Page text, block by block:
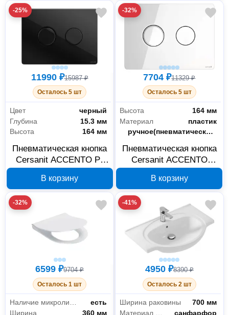
-25%
11990 ₽15987 ₽
Осталось 5 шт
Цвет
черный
Глубина
15.3 мм
Высота
164 мм
Пневматическая кнопка
Cersanit ACCENTO P-
В корзину
-32%
7704 ₽11329 ₽
Осталось 5 шт
Высота
164 мм
Материал
пластик
Управление
ручное(пневматическое)
Пневматическая кнопка
Cersanit ACCENTO
PN/Wh/Gl
В корзину
-32%
6599 ₽9704 ₽
Осталось 1 шт
Наличие микролифта
есть
Ширина
360 мм
-41%
4950 ₽8390 ₽
Осталось 2 шт
Ширина раковины
700 мм
Материал раковины
санфарфор